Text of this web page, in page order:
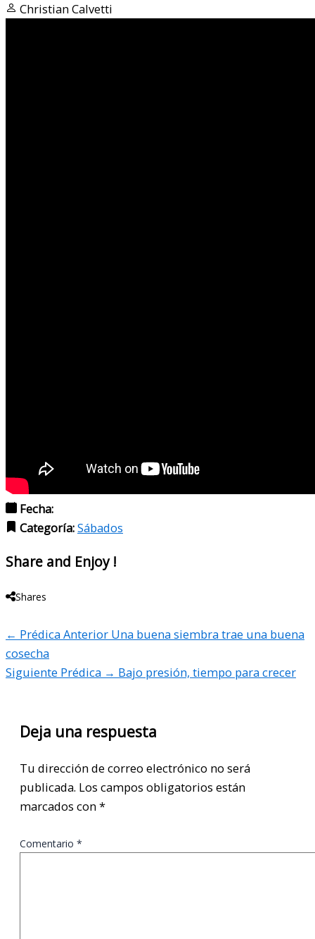
Christian Calvetti
Fecha:
Categoría:Sábados
Share and Enjoy !
Shares
← Prédica Anterior Una buena siembra trae una buena
cosecha
Siguiente Prédica → Bajo presión, tiempo para crecer
Deja una respuesta
Tu dirección de correo electrónico no será
publicada. Los campos obligatorios están
marcados con*
Comentario *